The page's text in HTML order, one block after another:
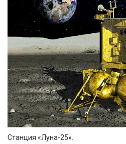
Станция «Луна-25».